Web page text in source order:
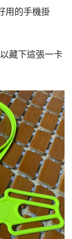
用的手機掛
藏下這張一卡